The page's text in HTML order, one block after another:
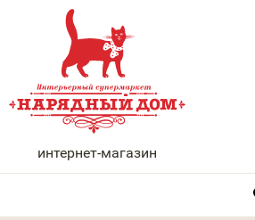
НАРЯДНЫЙ ДОМ
интернет-магазин